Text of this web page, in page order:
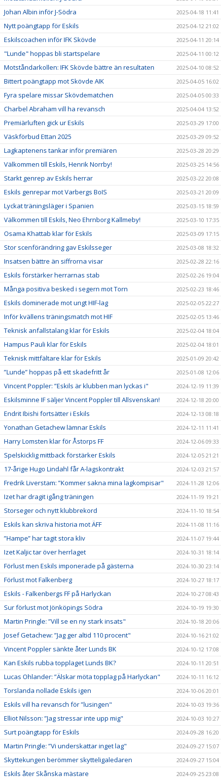
Johan Albin inför J-Södra 2025-04-18 11:41
Nytt poängtapp för Eskils 2025-04-12 21:02
Eskilscoachen inför IFK Skövde 2025-04-11 20:14
"Lunde" hoppas bli startspelare 2025-04-11 00:12
Motståndarkollen: IFK Skövde bättre än resultaten 2025-04-10 08:52
Bittert poängtapp mot Skövde AIK 2025-04-05 16:02
Fyra spelare missar Skövdematchen 2025-04-05 00:33
Charbel Abraham vill ha revansch 2025-04-04 13:52
Premiärluften gick ur Eskils 2025-03-29 17:00
Väskförbud Ettan 2025 2025-03-29 09:52
Lagkaptenens tankar inför premiären 2025-03-28 20:29
Välkommen till Eskils, Henrik Norrby! 2025-03-25 14:56
Starkt genrep av Eskils herrar 2025-03-22 20:08
Eskils genrepar mot Varbergs BoIS 2025-03-21 20:09
Lyckat träningsläger i Spanien 2025-03-15 18:59
Välkommen till Eskils, Neo Ehrnborg Kallmeby! 2025-03-10 17:35
Osama Khattab klar för Eskils 2025-03-09 17:15
Stor scenförändring gav Eskilsseger 2025-03-08 18:32
Insatsen bättre än siffrorna visar 2025-02-28 22:16
Eskils förstärker herrarnas stab 2025-02-26 19:04
Många positiva besked i segern mot Torn 2025-02-23 18:46
Eskils dominerade mot ungt HIF-lag 2025-02-05 22:27
Inför kvällens träningsmatch mot HIF 2025-02-05 13:46
Teknisk anfallstalang klar för Eskils 2025-02-04 18:04
Hampus Pauli klar för Eskils 2025-02-04 18:01
Teknisk mittfältare klar för Eskils 2025-01-09 20:42
”Lunde” hoppas på ett skadefritt år 2025-01-08 12:06
Vincent Poppler: ”Eskils är klubben man lyckas i" 2024-12-19 11:39
Eskilsminne IF säljer Vincent Poppler till Allsvenskan! 2024-12-18 20:00
Endrit Ibishi fortsätter i Eskils 2024-12-13 08:18
Yonathan Getachew lämnar Eskils 2024-12-11 11:41
Harry Lomsten klar för Åstorps FF 2024-12-06 09:33
Spelskicklig mittback förstärker Eskils 2024-12-05 21:21
17-årige Hugo Lindahl får A-lagskontrakt 2024-12-03 21:57
Fredrik Liverstam: ”Kommer sakna mina lagkompisar" 2024-11-28 12:06
Izet har dragit igång träningen 2024-11-19 19:21
Storseger och nytt klubbrekord 2024-11-10 18:54
Eskils kan skriva historia mot ÄFF 2024-11-08 11:16
”Hampe” har tagit stora kliv 2024-11-07 19:44
Izet Kaljic tar över herrlaget 2024-10-31 18:14
Förlust men Eskils imponerade på gästerna 2024-10-30 23:14
Förlust mot Falkenberg 2024-10-27 18:17
Eskils - Falkenbergs FF på Harlyckan 2024-10-27 08:43
Sur förlust mot Jönköpings Södra 2024-10-19 19:30
Martin Pringle: ”Vill se en ny stark insats" 2024-10-18 20:06
Josef Getachew: ”Jag ger altid 110 procent" 2024-10-16 21:02
Vincent Poppler sänkte åter Lunds BK 2024-10-12 17:08
Kan Eskils rubba topplaget Lunds BK? 2024-10-11 20:51
Lucas Ohlander: ”Älskar möta topplag på Harlyckan" 2024-10-11 16:12
Torslanda nollade Eskils igen 2024-10-06 20:01
Eskils vill ha revansch för ”lusingen" 2024-10-03 19:36
Elliot Nilsson: ”Jag stressar inte upp mig" 2024-10-03 10:27
Surt poängtapp för Eskils 2024-09-28 16:20
Martin Pringle: ”Vi underskattar inget lag" 2024-09-27 15:07
Skyttekungen berömmer skytteligaledaren 2024-09-27 15:04
Eskils åter Skånska mästare 2024-09-25 23:08